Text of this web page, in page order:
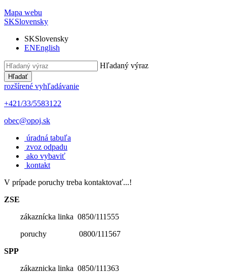
Mapa webu
SKSlovensky
SKSlovensky
ENEnglish
Hľadaný výraz
Hľadať
rozšírené vyhľadávanie
+421/33/5583122
obec@opoj.sk
úradná tabuľa
zvoz odpadu
ako vybaviť
kontakt
V prípade poruchy treba kontaktovať...!
ZSE
zákaznícka linka 0850/111555
poruchy 0800/111567
SPP
zákaznicka linka 0850/111363